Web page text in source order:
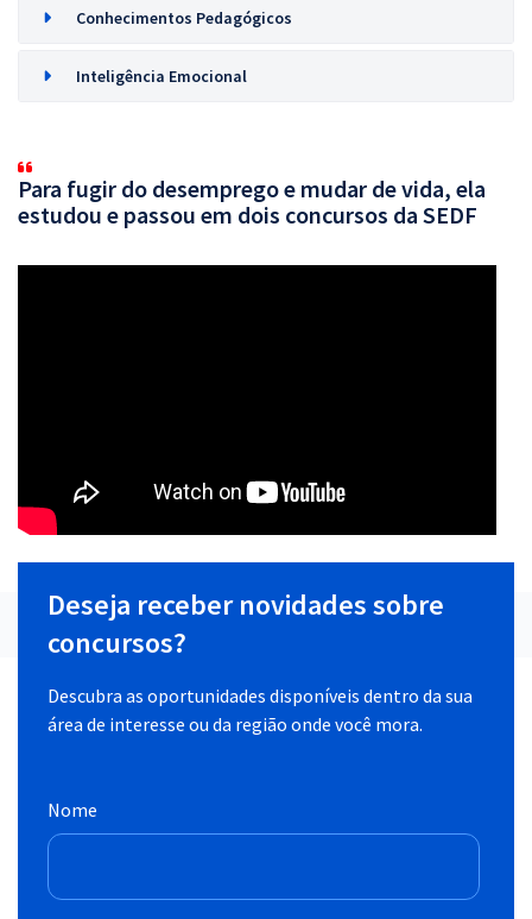
Conhecimentos Pedagógicos
Inteligência Emocional
Para fugir do desemprego e mudar de vida, ela
estudou e passou em dois concursos da SEDF
Deseja receber novidades sobre
concursos?
Descubra as oportunidades disponíveis dentro da sua
área de interesse ou da região onde você mora.
Nome